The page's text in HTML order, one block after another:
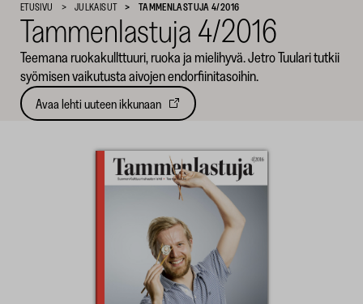
Kulttuurirahasto
SKR
ETUSIVU JULKAISUT TAMMENLASTUJA 4/2016
Tammenlastuja 4/2016
Teemana ruokakullttuuri, ruoka ja mielihyvä. Jetro Tuulari tutkii
syömisen vaikutusta aivojen endorfiinitasoihin.
Avaa lehti uuteen ikkunaan
Avautuu
välilehteen